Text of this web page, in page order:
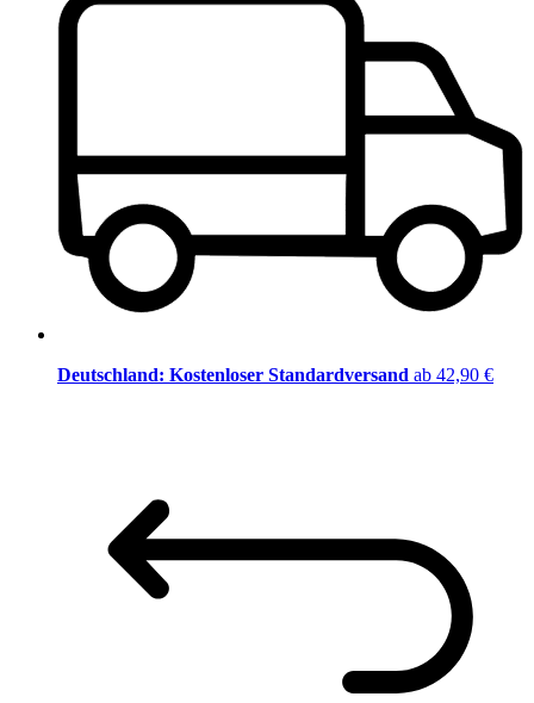
Deutschland: Kostenloser Standardversand ab 42,90 €